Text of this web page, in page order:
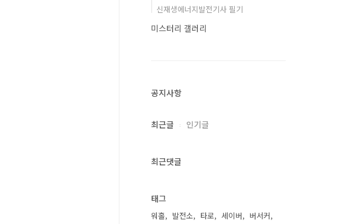
신재생에너지발전기사 필기
미스터리 갤러리
공지사항
최근글 인기글
최근댓글
태그
워홀 발전소 타로 세이버
버서커